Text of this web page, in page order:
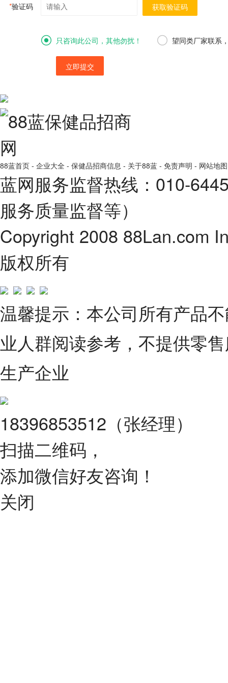
*验证码 获取验证码
只咨询此公司，其他勿扰！ 望同类厂家联系
立即提交
88蓝首页 - 企业大全 - 保健品招商信息 - 关于88蓝 - 免责声明 - 网站地图
蓝网服务监督热线：010-
服务质量监督等）
Copyright 2008 88Lan.com
版权所有
温馨提示：本公司所有产品
业人群阅读参考，不提供零
生产企业
18396853512（张经理）
扫描二维码，
添加微信好友咨询！
关闭